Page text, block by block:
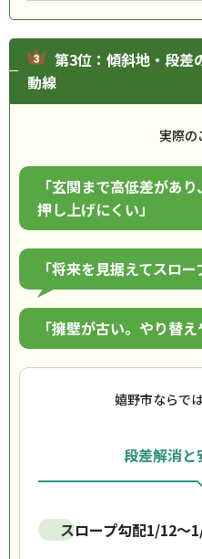
第3位：傾斜地・段差
動線
実際の
「玄関まで高低差があ
押し上げにくい」
「将来を見据えてスロ
「擁壁が古い。やり替
嬉野市ならで
段差解消と
スロープ勾配1/12〜